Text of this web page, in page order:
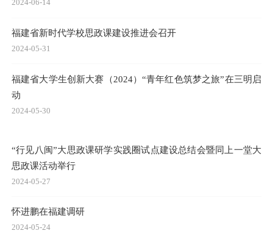
2024-06-14
福建省新时代学校思政课建设推进会召开
2024-05-31
福建省大学生创新大赛（2024）“青年红色筑梦之旅”在三明启
动
2024-05-30
“行见八闽”大思政课研学实践圈试点建设总结会暨同上一堂大
思政课活动举行
2024-05-27
怀进鹏在福建调研
2024-05-24